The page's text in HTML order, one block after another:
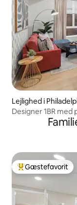
Lejlighed i
Designer 1BR
Bedste
Gæstefavorit